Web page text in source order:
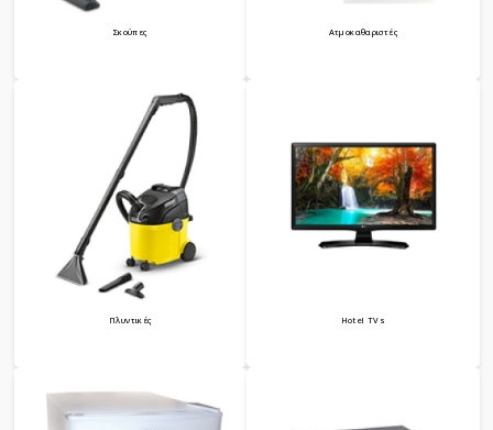
Σκούπες Ατμοκαθαριστές
Πλυντικές Hotel TVs